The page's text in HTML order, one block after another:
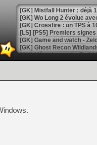
[GK] Mistfall Hunter : déjà
[GK] Wo Long 2 évolue
[GK] Crossfire : un TPS à
[LS] [PS5] Premiers
[Mo5] DOOM arrive en
[GK] Bethesda fête les 30
[GK] Roblox : l'action en
[GK] Agenda - GeForce